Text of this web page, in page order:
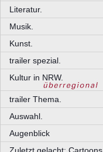
Literatur.
Musik.
Kunst.
trailer spezial.
Kultur in NRW.
trailer Thema.
Auswahl.
Augenblick